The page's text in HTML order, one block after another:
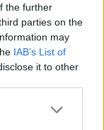
the further
parties on the
may
IAB’s List of
it to other
egy